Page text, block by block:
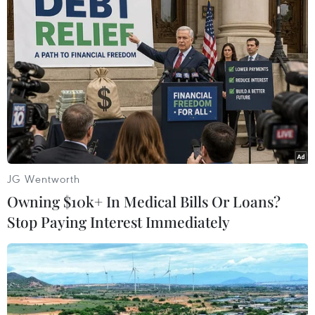
Theo dõi VietnamPlus
TIN LIÊN QUAN
JG Wentworth
Owning $10k+ In Medical Bills Or Loans?
Stop Paying Interest Immediately